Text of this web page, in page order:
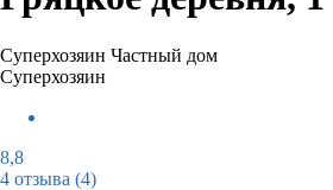
Суперхозяин Частный дом
Суперхозяин
8,8
4 отзыва (4)